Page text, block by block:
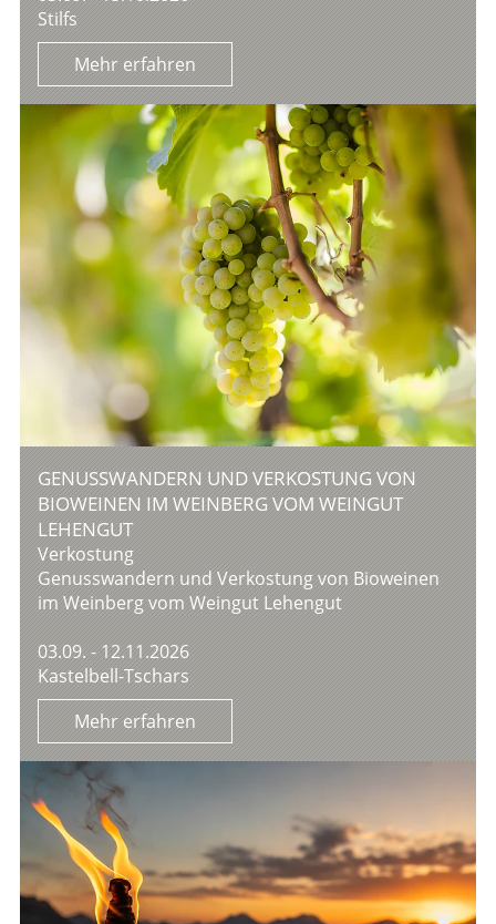
Stilfs
Mehr erfahren
GENUSSWANDERN UND VERKOSTUNG VON
BIOWEINEN IM WEINBERG VOM WEINGUT
LEHENGUT
Verkostung
Genusswandern und Verkostung von Bioweinen
im Weinberg vom Weingut Lehengut
03.09. - 12.11.2026
Kastelbell-Tschars
Mehr erfahren